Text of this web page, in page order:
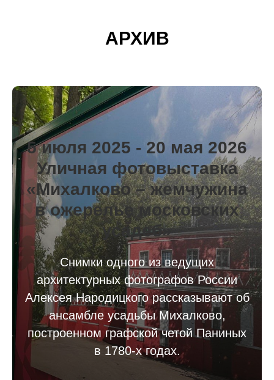
АРХИВ
5 июля 2025 - 20 мая 2026
Уличная фотовыставка
«Михалково – жемчужина
в ожерелье московских
усадеб»
Снимки одного из ведущих
архитектурных фотографов России
Алексея Народицкого рассказывают об
ансамбле усадьбы Михалково,
построенном графской четой Паниных
в 1780-х годах.